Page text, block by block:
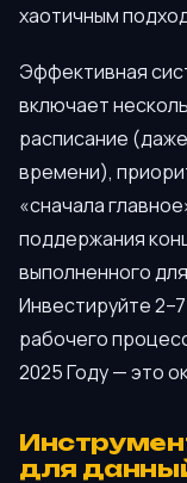
хаотичным
Эффективная
включает
расписание
времени),
«сначала
поддержания
выполненного
Инвестируйте
рабочего
2025 Году — это
для